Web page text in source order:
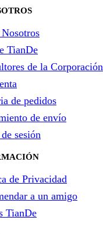
TianDe
de la Corporación
de pedidos
de envío
sesión
de Privacidad
a un amigo
TianDe